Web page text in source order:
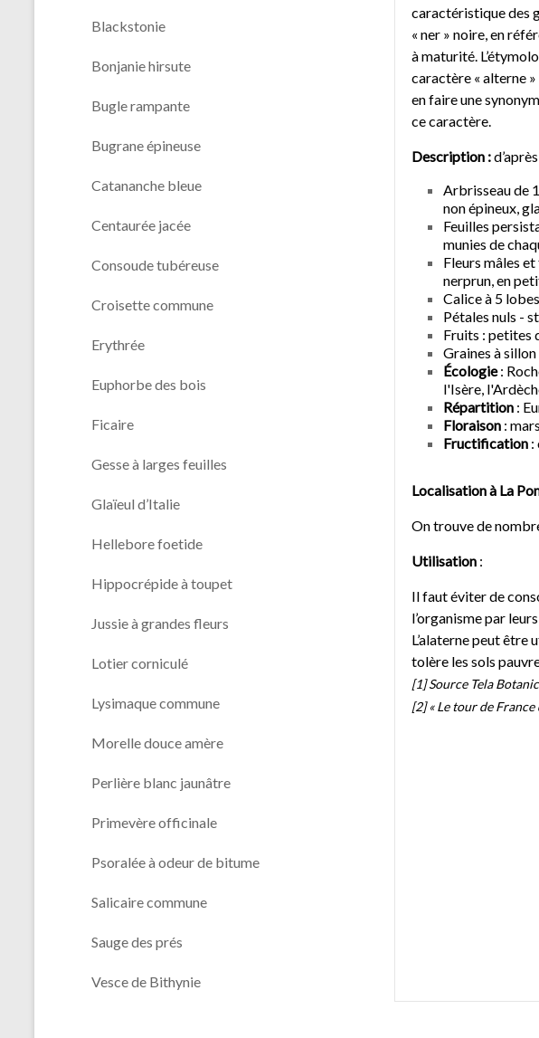
Blackstonie
Bonjanie hirsute
Bugle rampante
Bugrane épineuse
Catananche bleue
Centaurée jacée
Consoude tubéreuse
Croisette commune
Erythrée
Euphorbe des bois
Ficaire
Gesse à larges feuilles
Glaïeul d’Italie
Hellebore foetide
Hippocrépide à toupet
Jussie à grandes fleurs
Lotier corniculé
Lysimaque commune
Morelle douce amère
Perlière blanc jaunâtre
Primevère officinale
Psoralée à odeur de bitume
Salicaire commune
Sauge des prés
Vesce de Bithynie
caractéristique des
« ner » noire, en
à maturité.
caractère « alterne
en faire une
ce caractère.
Description :
Arbrisseau de
non épineux,
Feuilles
munies de
Fleurs mâles
nerprun, en
Calice à 5
Pétales nuls -
Fruits : petites
Graines à
Écologie:
l'Isère,
Répartition :
Floraison :
Fructification :
Localisation à La
On trouve de
Utilisation :
Il faut éviter de
l’organisme par
L’alaterne peut
tolère les sols
[1] Source Tela
[2] « Le tour de